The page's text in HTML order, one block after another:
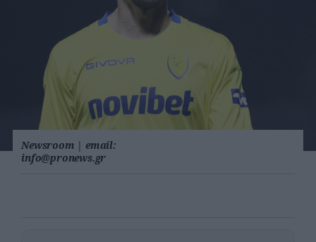
Newsroom | email:
info@pronews.gr